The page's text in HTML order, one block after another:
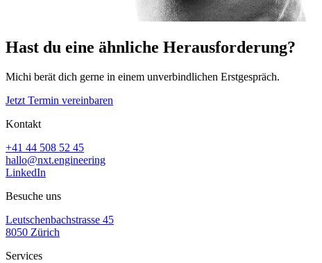
Hast du eine ähnliche Herausforderung?
Michi berät dich gerne in einem unverbindlichen Erstgespräch.
Jetzt Termin vereinbaren
Kontakt
+41 44 508 52 45
hallo@nxt.engineering
LinkedIn
Besuche uns
Leutschenbachstrasse 45
8050 Zürich
Services